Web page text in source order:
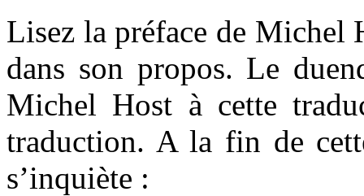
Lisez la préface de Michel
dans son propos. Le
Michel Host à cette
traduction. A la fin de
s’inquiète :